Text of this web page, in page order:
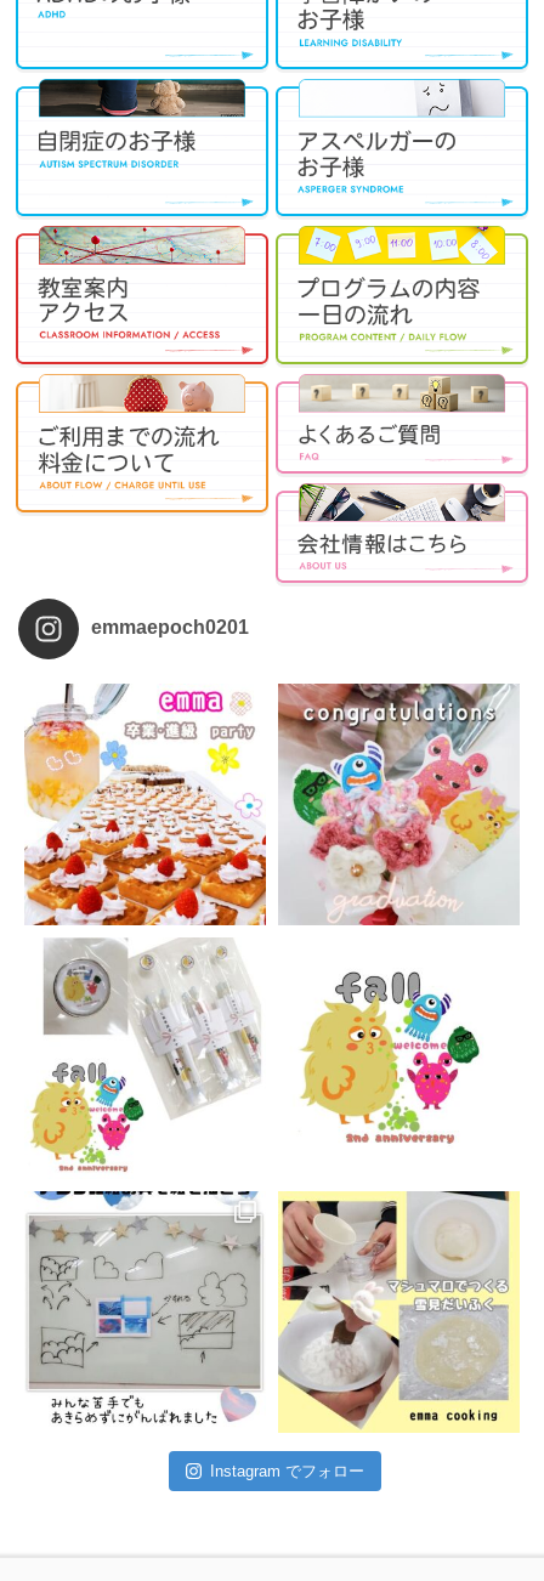
emmaepoch0201
Instagram でフォロー